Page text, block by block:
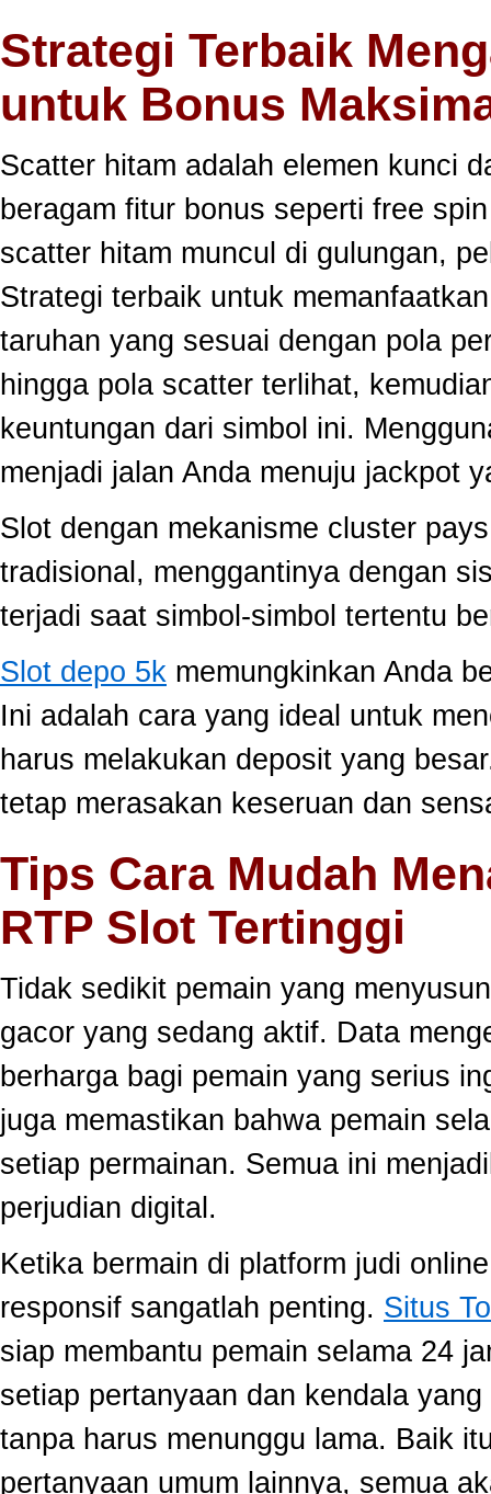
Strategi Terbaik
untuk Bonus
Scatter hitam adalah elemen kunci
beragam fitur bonus seperti free
scatter hitam muncul di gulungan,
Strategi terbaik untuk
taruhan yang sesuai dengan pola
hingga pola scatter terlihat,
keuntungan dari simbol ini.
menjadi jalan Anda menuju jackpot
Slot dengan mekanisme cluster
tradisional, menggantinya dengan
terjadi saat simbol-simbol tertentu
Slot depo 5k memungkinkan Anda
Ini adalah cara yang ideal untuk
harus melakukan deposit yang
tetap merasakan keseruan dan
Tips Cara Mudah
RTP Slot Tertinggi
Tidak sedikit pemain yang
gacor yang sedang aktif. Data
berharga bagi pemain yang serius
juga memastikan bahwa pemain
setiap permainan. Semua ini
perjudian digital.
Ketika bermain di platform judi
responsif sangatlah penting. Situs
siap membantu pemain selama 24
setiap pertanyaan dan kendala
tanpa harus menunggu lama. Baik
pertanyaan umum lainnya, semua